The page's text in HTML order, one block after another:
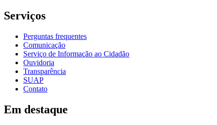
Serviços
Perguntas frequentes
Comunicação
Serviço de Informação ao Cidadão
Ouvidoria
Transparência
SUAP
Contato
Em destaque